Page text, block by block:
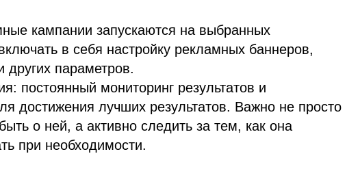
кампании запускаются на выбранных
в себя настройку рекламных баннеров,
других параметров.
постоянный мониторинг результатов и
достижения лучших результатов. Важно не просто
о ней, а активно следить за тем, как она
при необходимости.